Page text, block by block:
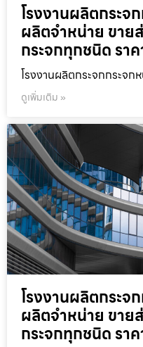
โรงงานผลิตกระจ
ผลิตจำหน่าย ขาย
กระจกทุกชนิด รา
โรงงานผลิตกระจกกระจก
ดูเพิ่มเติม »
โรงงานผลิตกระจ
ผลิตจำหน่าย ขาย
กระจกทุกชนิด รา